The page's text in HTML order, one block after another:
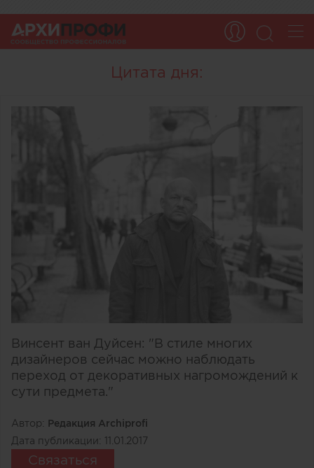
Цитата дня:
Винсент ван Дуйсен: "В стиле многих
дизайнеров сейчас можно наблюдать
переход от декоративных нагромождений к
сути предмета."
Автор: Редакция Archiprofi
Дата публикации: 11.01.2017
Связаться